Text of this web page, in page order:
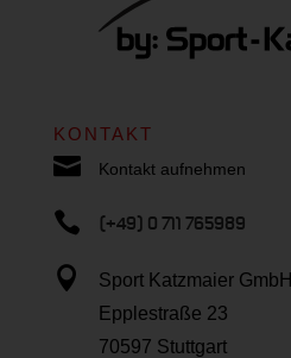
KONTAKT
 Kontakt aufnehmen
 (+49) 0 711 765989

Sport Katzmaier GmbH
Epplestraße 23
70597 Stuttgart